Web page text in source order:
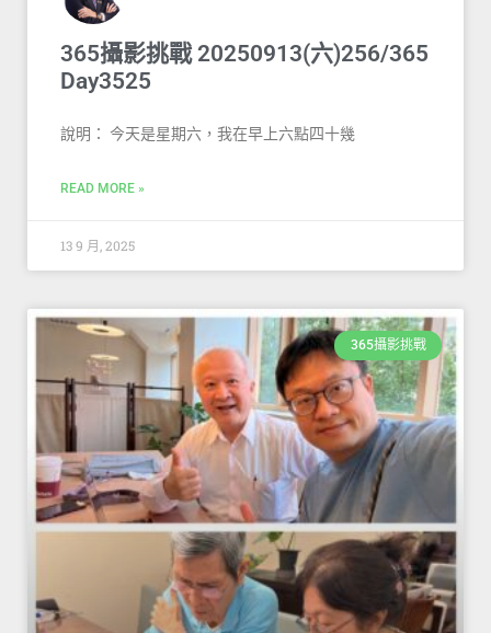
365攝影挑戰 20250913(六)256/365
Day3525
說明： 今天是星期六，我在早上六點四十幾
READ MORE »
13 9 月, 2025
365攝影挑戰